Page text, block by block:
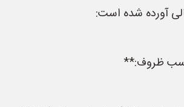
آورده شده است: